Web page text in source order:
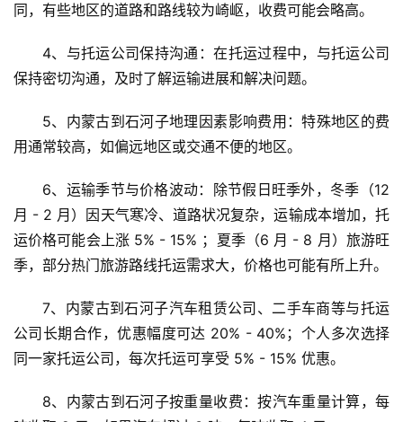
同，有些地区的道路和路线较为崎岖，收费可能会略高。
4、与托运公司保持沟通：在托运过程中，与托运公司
保持密切沟通，及时了解运输进展和解决问题。
5、内蒙古到石河子地理因素影响费用：特殊地区的费
用通常较高，如偏远地区或交通不便的地区。
6、运输季节与价格波动：除节假日旺季外，冬季（12
月 - 2 月）因天气寒冷、道路状况复杂，运输成本增加，托
运价格可能会上涨 5% - 15% ；夏季（6 月 - 8 月）旅游旺
季，部分热门旅游路线托运需求大，价格也可能有所上升。
7、内蒙古到石河子汽车租赁公司、二手车商等与托运
公司长期合作，优惠幅度可达 20% - 40%；个人多次选择
同一家托运公司，每次托运可享受 5% - 15% 优惠。
8、内蒙古到石河子按重量收费：按汽车重量计算，每